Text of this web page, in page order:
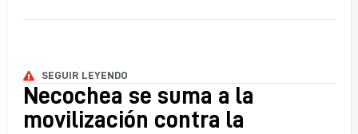
SEGUIR LEYENDO
Necochea se suma a la
movilización contra la